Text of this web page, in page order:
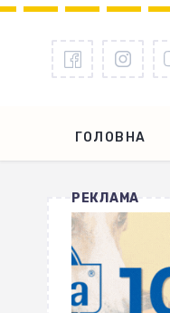
ГОЛОВНА
РЕКЛАМА